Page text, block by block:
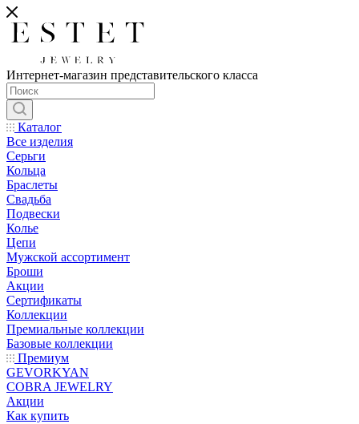
Интернет-магазин представительского класса
Каталог
Все изделия
Серьги
Кольца
Браслеты
Свадьба
Подвески
Колье
Цепи
Мужской ассортимент
Броши
Акции
Сертификаты
Коллекции
Премиальные коллекции
Базовые коллекции
Премиум
GEVORKYAN
COBRA JEWELRY
Акции
Как купить